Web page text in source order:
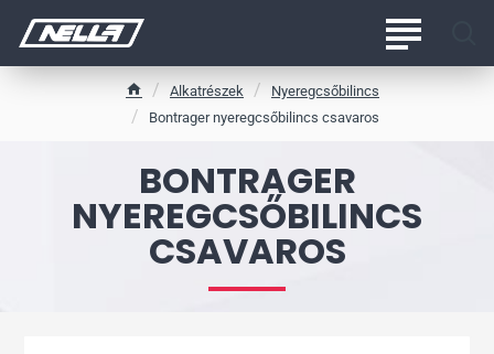
BONTRAGER
NYEREGCSŐBILINCS
CSAVAROS
h
o
Alkatrészek
Nyeregcsőbilincs
Bontrager nyeregcsőbilincs csavaros